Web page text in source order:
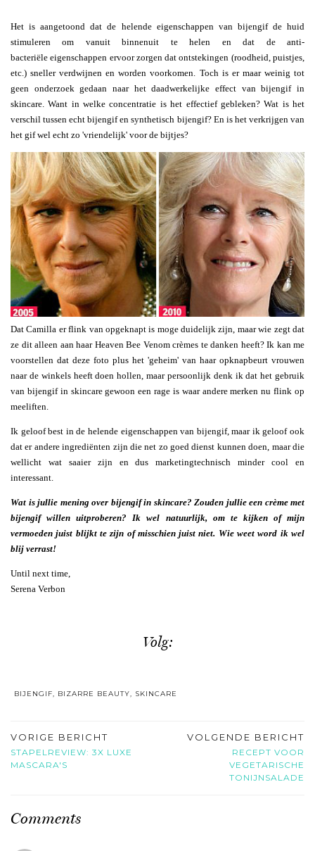
Het is aangetoond dat de helende eigenschappen van bijengif de huid
stimuleren om vanuit binnenuit te helen en dat de anti-
bacteriële eigenschappen ervoor zorgen dat ontstekingen (roodheid, puistjes,
etc.) sneller verdwijnen en worden voorkomen. Toch is er maar weinig tot
geen onderzoek gedaan naar het daadwerkelijke effect van bijengif in
skincare. Want in welke concentratie is het effectief gebleken? Wat is het
verschil tussen echt bijengif en synthetisch bijengif? En is het verkrijgen van
het gif wel echt zo 'vriendelijk' voor de bijtjes?
Dat Camilla er flink van opgeknapt is moge duidelijk zijn, maar wie zegt dat
ze dit alleen aan haar Heaven Bee Venom crèmes te danken heeft? Ik kan me
voorstellen dat deze foto plus het 'geheim' van haar opknapbeurt vrouwen
naar de winkels heeft doen hollen, maar persoonlijk denk ik dat het gebruik
van bijengif in skincare gewoon een rage is waar andere merken nu flink op
meeliften.
Ik geloof best in de helende eigenschappen van bijengif, maar ik geloof ook
dat er andere ingrediënten zijn die net zo goed dienst kunnen doen, maar die
wellicht wat saaier zijn en dus marketingtechnisch minder cool en
interessant.
Wat is jullie mening over bijengif in skincare? Zouden jullie een crème met
bijengif willen uitproberen? Ik wel natuurlijk, om te kijken of mijn
vermoeden juist blijkt te zijn of misschien juist niet. Wie weet word ik wel
blij verrast!
Until next time,
Serena Verbon
Volg:
BIJENGIF BIZARRE BEAUTY SKINCARE
VORIGE BERICHT
STAPELREVIEW: 3X LUXE
MASCARA'S
VOLGENDE BERICHT
RECEPT VOOR
VEGETARISCHE
TONIJNSALADE
Comments